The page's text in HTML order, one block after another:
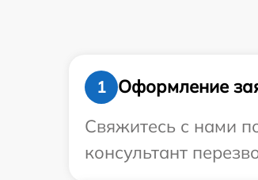
1
Оформление
Свяжитесь с нами
консультант